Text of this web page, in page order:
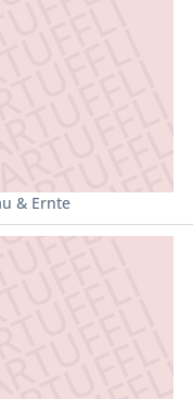
& Ernte